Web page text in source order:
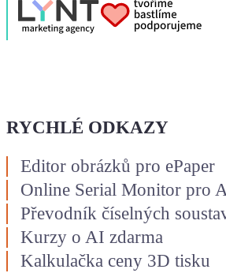
RYCHLÉ ODKAZY
Editor obrázků pro ePaper
Online Serial Monitor pro
Převodník číselných
Kurzy o AI zdarma
Kalkulačka ceny 3D tisku